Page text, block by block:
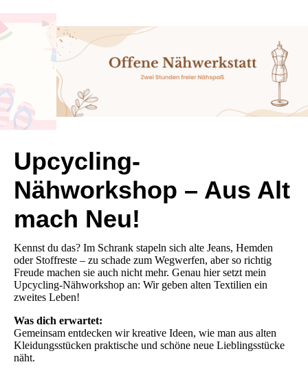
Upcycling-
Nähworkshop – Aus Alt
mach Neu!
Kennst du das? Im Schrank stapeln sich alte Jeans, Hemden
oder Stoffreste – zu schade zum Wegwerfen, aber so richtig
Freude machen sie auch nicht mehr. Genau hier setzt mein
Upcycling-Nähworkshop an: Wir geben alten Textilien ein
zweites Leben!
Was dich erwartet:
Gemeinsam entdecken wir kreative Ideen, wie man aus alten
Kleidungsstücken praktische und schöne neue Lieblingsstücke
näht.